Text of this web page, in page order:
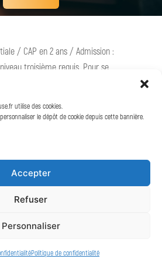
utilise des cookies.
le dépôt de cookie depuis cette bannière.
Accepter
Refuser
Personnaliser
Politique de confidentialité
/ CAP en 2 ans / Admission :
troisième requis. Pour se